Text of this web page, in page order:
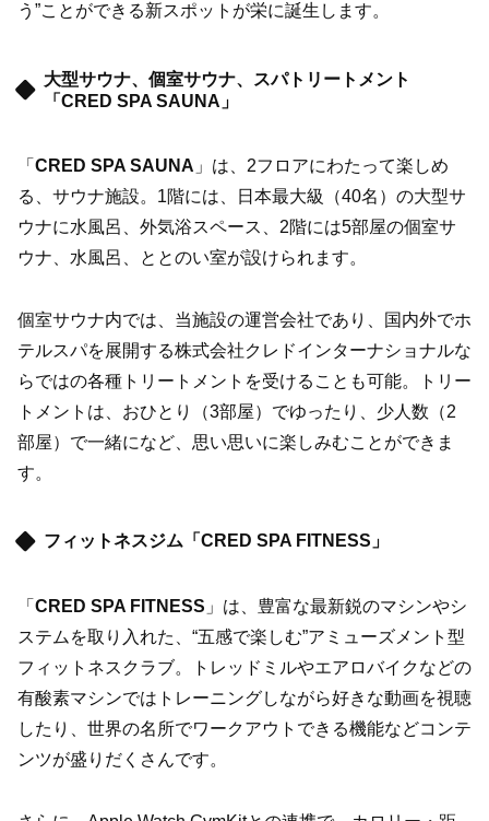
う”ことができる新スポットが栄に誕生します。
大型サウナ、個室サウナ、スパトリートメント
「CRED SPA SAUNA」
「 CRED SPA SAUNA 」は、2フロアにわたって楽しめ
る、サウナ施設。1階には、日本最大級（40名）の大型サ
ウナに水風呂、外気浴スペース、2階には5部屋の個室サ
ウナ、水風呂、ととのい室が設けられます。
個室サウナ内では、当施設の運営会社であり、国内外でホ
テルスパを展開する株式会社クレドインターナショナルな
らではの各種トリートメントを受けることも可能。トリー
トメントは、おひとり（3部屋）でゆったり、少人数（2
部屋）で一緒になど、思い思いに楽しみむことができま
す。
フィットネスジム「CRED SPA FITNESS」
「 CRED SPA FITNESS 」は、豊富な最新鋭のマシンやシ
ステムを取り入れた、“五感で楽しむ”アミューズメント型
フィットネスクラブ。トレッドミルやエアロバイクなどの
有酸素マシンではトレーニングしながら好きな動画を視聴
したり、世界の名所でワークアウトできる機能などコンテ
ンツが盛りだくさんです。